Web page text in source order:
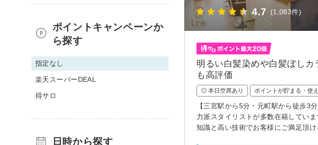
4.7 (1,083件)
明るい白髪染めや白髪ぼし
も高評価
◎ 本日空席あり ポイントが貯まる・使
【三宮駅から5分・元町駅から徒歩
力派スタイリストが多数在籍してい
知識と高い技術でお客様にご満足頂
ポイントキャンペーンか
ら探す
指定なし
楽天スーパーDEAL
得サロ
日時から探す